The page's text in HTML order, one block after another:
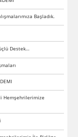
Başladık.
Destek…
Hemşehrilerimize